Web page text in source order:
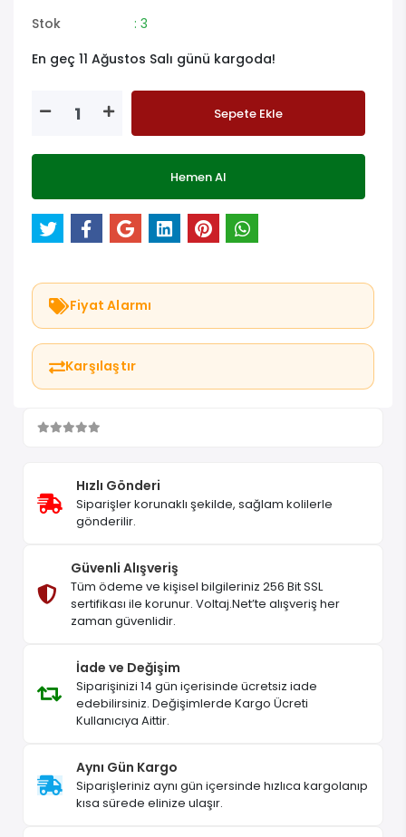
Stok
: 3
En geç 11 Ağustos Salı günü kargoda!
Sepete Ekle
Hemen Al
Fiyat Alarmı
Karşılaştır
Hızlı Gönderi
Siparişler korunaklı şekilde, sağlam kolilerle
gönderilir.
Güvenli Alışveriş
Tüm ödeme ve kişisel bilgileriniz 256 Bit SSL
sertifikası ile korunur. Voltaj.Net’te alışveriş her
zaman güvenlidir.
İade ve Değişim
Siparişinizi 14 gün içerisinde ücretsiz iade
edebilirsiniz. Değişimlerde Kargo Ücreti
Kullanıcıya Aittir.
Aynı Gün Kargo
Siparişleriniz aynı gün içersinde hızlıca kargolanıp
kısa sürede elinize ulaşır.